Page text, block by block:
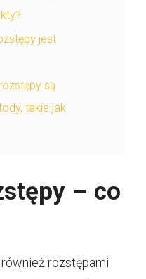
jest
są
takie jak
– co
rozstępami